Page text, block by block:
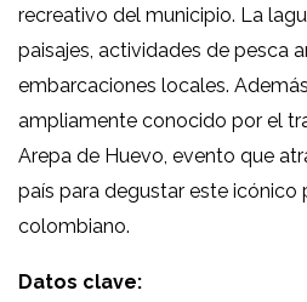
recreativo del municipio. La
paisajes, actividades de pesca
embarcaciones locales.
ampliamente conocido por el
Arepa de Huevo, evento que
país para degustar este icónico
colombiano.
Datos clave: